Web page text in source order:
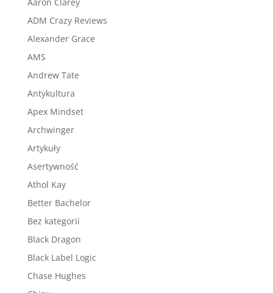
ADM Crazy Reviews
Alexander Grace
AMS
Andrew Tate
Antykultura
Apex Mindset
Archwinger
Artykuły
Asertywność
Athol Kay
Better Bachelor
Bez kategorii
Black Dragon
Black Label Logic
Chase Hughes